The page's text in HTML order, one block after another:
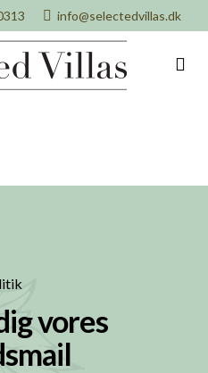
info@selectedvillas.dk
vores